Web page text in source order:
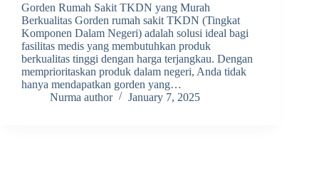
Gorden Rumah Sakit TKDN yang Murah
Berkualitas Gorden rumah sakit TKDN (Tingkat
Komponen Dalam Negeri) adalah solusi ideal bagi
fasilitas medis yang membutuhkan produk
berkualitas tinggi dengan harga terjangkau. Dengan
memprioritaskan produk dalam negeri, Anda tidak
hanya mendapatkan gorden yang…
Nurma author
January 7, 2025